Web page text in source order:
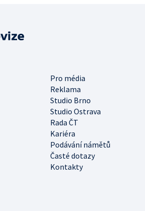
Pro média
Reklama
Studio Brno
Studio Ostrava
Rada ČT
Kariéra
Podávání námětů
Časté dotazy
Kontakty